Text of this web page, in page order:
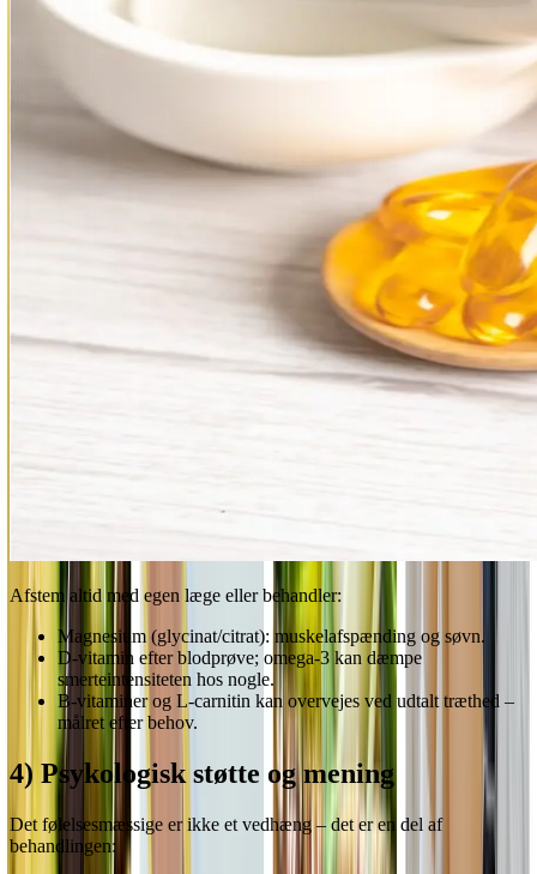
Afstem altid med egen læge eller behandler:
Magnesium (glycinat/citrat): muskelafspænding og søvn.
D-vitamin efter blodprøve; omega-3 kan dæmpe
smerteintensiteten hos nogle.
B-vitaminer og L-carnitin kan overvejes ved udtalt træthed –
målret efter behov.
4) Psykologisk støtte og mening
Det følelsesmæssige er ikke et vedhæng – det er en del af
behandlingen: